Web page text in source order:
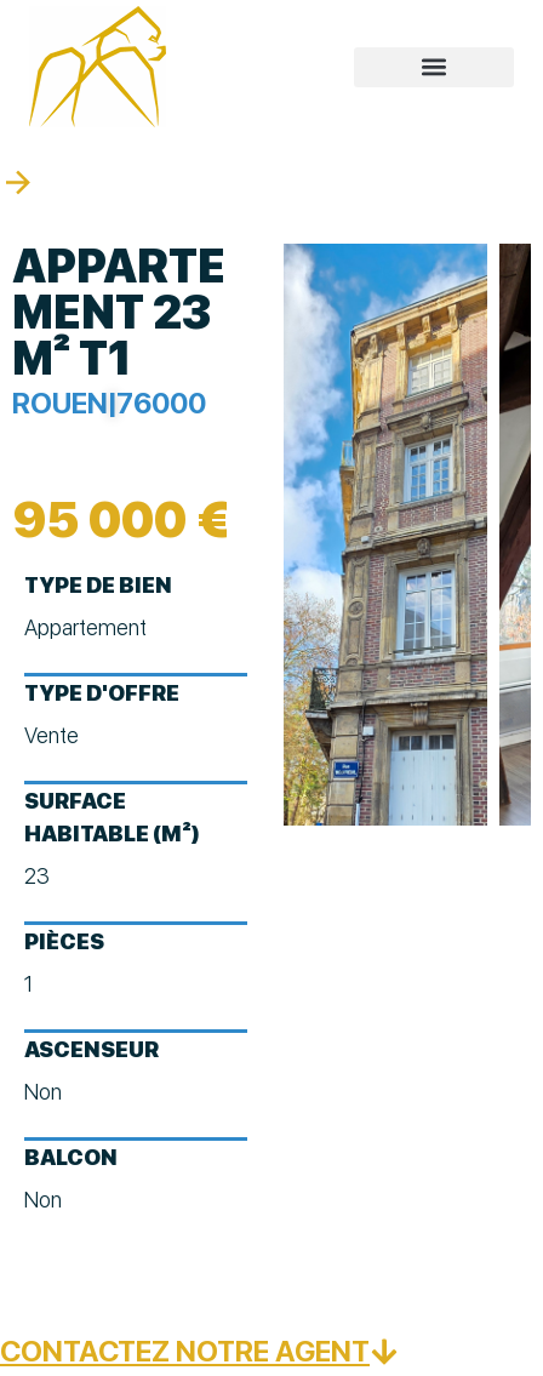
APPARTE
MENT 23
M² T1
ROUEN|76000
95 000 €
TYPE DE BIEN
Appartement
TYPE D'OFFRE
Vente
SURFACE
HABITABLE (M²)
23
PIÈCES
1
ASCENSEUR
Non
BALCON
Non
CONTACTEZ NOTRE AGENT